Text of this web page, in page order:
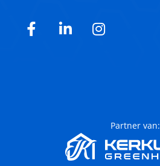
Facebook
LinkedInInstagram
Partner van: